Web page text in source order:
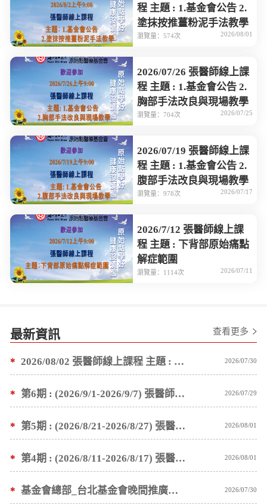
程 主題 : 1.基金會公告 2.
塗抹按推薑粉泥手法教學
瀏覽量：574次 2026/08/01
2026/07/26 張醫師線上課
程 主題 : 1.基金會公告 2.
胸部手法改良與現場教學
瀏覽量：704次 2026/07/25
2026/07/19 張醫師線上課
程 主題 : 1.基金會公告 2.
腹部手法改良與現場教學
瀏覽量：978次 2026/07/17
2026/7/12 張醫師線上課
程 主題 : 下背部原始痛點
解症範圍
瀏覽量：1114次 2026/07/11
最新資訊 查看更多
* 2026/08/02 張醫師線上課程 主題 : 1.基金會公告 2.塗抹按推薑粉泥手法教學 2026/07/30
* 第6期 : (2026/9/1-2026/9/7) 張醫師親自培訓手法 廣州基礎班7 天錄取名單公告 2026/07/29
* 第5期 : (2026/8/21-2026/8/27) 張醫師親自培訓手法 廣州基礎班7 天錄取名單公告 2026/08/01
* 第4期 : (2026/8/11-2026/8/17) 張醫師親自培訓手法 廣州基礎班7 天錄取名單公告 2026/08/01
* 基金會總部_台北基金會晚間推廣暫停服務公告 2026/07/30